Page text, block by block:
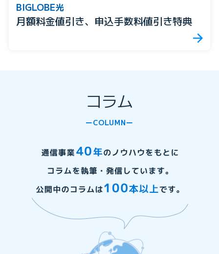
BIGLOBE光
月額料金値引き、申込手数料値引き特典
コラム
COLUMN